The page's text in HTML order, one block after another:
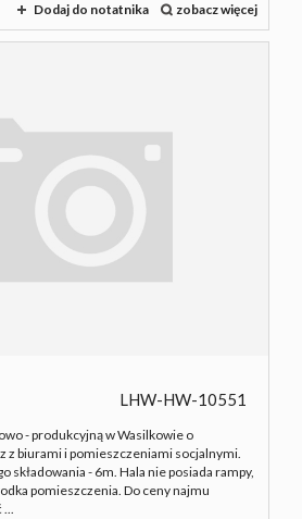
Dodaj do notatnika zobacz więcej
LHW-HW-10551
- produkcyjną w Wasilkowie o
z biurami i pomieszczeniami socjalnymi.
składowania - 6m. Hala nie posiada rampy,
pomieszczenia. Do ceny najmu
...